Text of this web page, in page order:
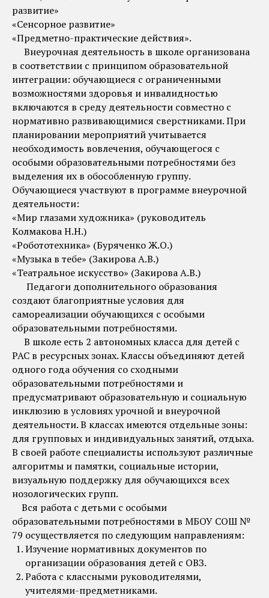
развитие»
«Сенсорное развитие»
«Предметно-практические действия».
Внеурочная деятельность в школе организована
в соответствии с принципом образовательной
интеграции: обучающиеся с ограниченными
возможностями здоровья и инвалидностью
включаются в среду деятельности совместно с
нормативно развивающимися сверстниками. При
планировании мероприятий учитывается
необходимость вовлечения, обучающегося с
особыми образовательными потребностями без
выделения их в обособленную группу.
Обучающиеся участвуют в программе внеурочной
деятельности:
«Мир глазами художника» (руководитель
Колмакова Н.Н.)
«Робототехника» (Буряченко Ж.О.)
«Музыка в тебе» (Закирова А.В.)
«Театральное искусство» (Закирова А.В.)
Педагоги дополнительного образования
создают благоприятные условия для
самореализации обучающихся с особыми
образовательными потребностями.
В школе есть 2 автономных класса для детей с
РАС в ресурсных зонах. Классы объединяют детей
одного года обучения со сходными
образовательными потребностями и
предусматривают образовательную и социальную
инклюзию в условиях урочной и внеурочной
деятельности. В классах имеются отдельные зоны:
для групповых и индивидуальных занятий, отдыха.
В своей работе специалисты используют различные
алгоритмы и памятки, социальные истории,
визуальную поддержку для обучающихся всех
нозологических групп.
Вся работа с детьми с особыми
образовательными потребностями в МБОУ СОШ №
79 осуществляется по следующим направлениям:
Изучение нормативных документов по
организации образования детей с ОВЗ.
Работа с классными руководителями,
учителями-предметниками.